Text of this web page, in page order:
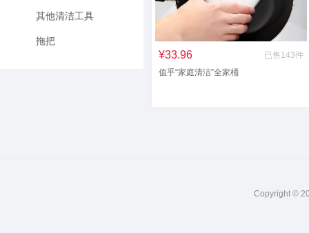
其他清洁工具
拖把
¥33.96
已售143件
值乎“家庭清洁”全家桶
Copyright ©